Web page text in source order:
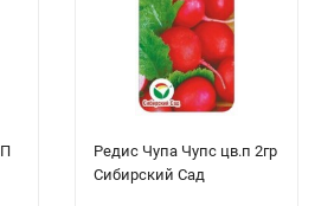
Редис Чупа Чупс цв.п 2гр
Сибирский Сад